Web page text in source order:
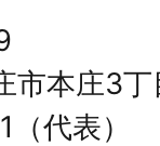
本庄3丁
代表）